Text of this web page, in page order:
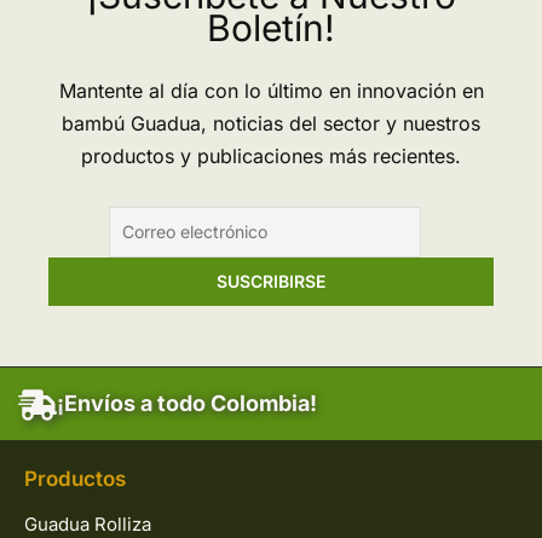
Boletín!
Mantente al día con lo último en innovación en
bambú Guadua, noticias del sector y nuestros
productos y publicaciones más recientes.
¡Envíos a todo Colombia!
Productos
Guadua Rolliza